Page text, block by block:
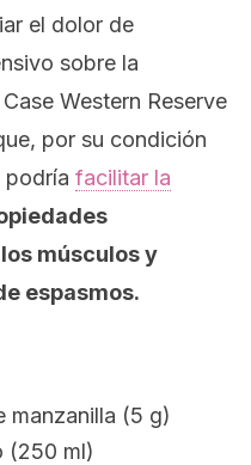
el dolor de
sobre la
Western Reserve
por su condición
podría facilitar la
músculos y
espasmos.
manzanilla (5 g)
(250 ml)